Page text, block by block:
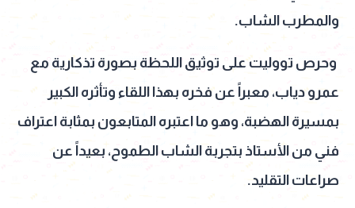
والمطرب الشاب.
وحرص تووليت على توثيق اللحظة بصورة تذكارية مع
عمرو دياب، معبراً عن فخره بهذا اللقاء وتأثره الكبير
بمسيرة الهضبة، وهو ما اعتبره المتابعون بمثابة اعتراف
فني من الأستاذ بتجربة الشاب الطموح، بعيداً عن
صراعات التقليد.